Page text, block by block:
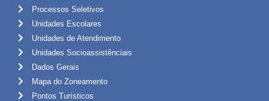
Processos Seletivos
Unidades Escolares
Unidades de Atendimento
Unidades Socioassistênciais
Dados Gerais
Mapa do Zoneamento
Pontos Turísticos